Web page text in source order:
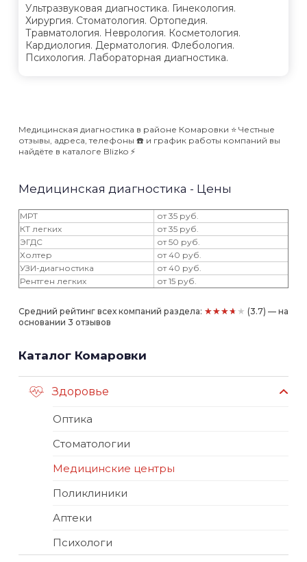
Ультразвуковая диагностика. Гинекология.
Хирургия. Стоматология. Ортопедия.
Травматология. Неврология. Косметология.
Кардиология. Дерматология. Флебология.
Психология. Лабораторная диагностика.
Медицинская диагностика в районе Комаровки ⭐️ Честные
отзывы, адреса, телефоны ☎️ и график работы компаний вы
найдёте в каталоге Blizko ⚡️
Медицинская диагностика - Цены
МРТ
от 35 руб.
КТ легких
от 35 руб.
ЭГДС
от 50 руб.
Холтер
от 40 руб.
УЗИ-диагностика
от 40 руб.
Рентген легких
от 15 руб.
Средний рейтинг всех компаний раздела: ★★★★★ (3.7) — на
основании 3 отзывов
Каталог Комаровки
Здоровье
Оптика
Стоматологии
Медицинские центры
Поликлиники
Аптеки
Психологи